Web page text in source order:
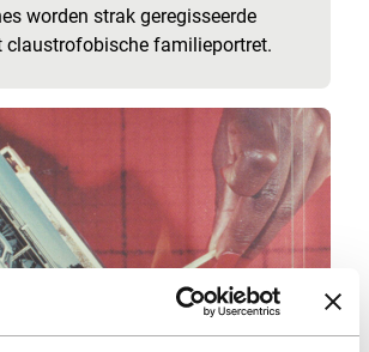
worden strak geregisseerde
claustrofobische familieportret.